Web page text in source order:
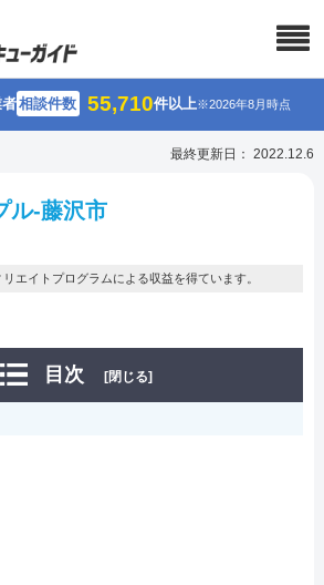
相談件数 55,710件以上※2026年8月時点
最終更新日： 2022.12.6
ル-藤沢市
エイトプログラムによる収益を得ています。
目次 [閉じる]